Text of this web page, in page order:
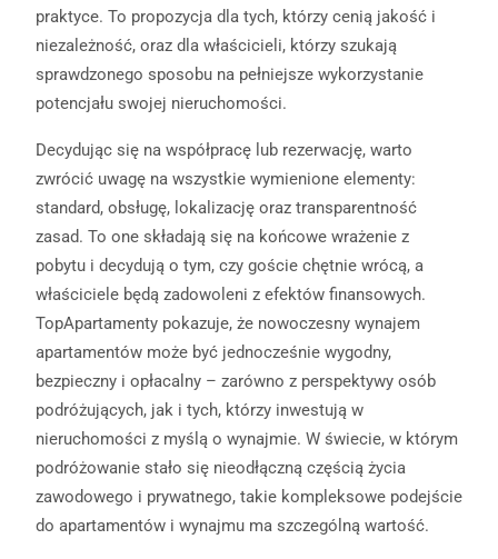
praktyce. To propozycja dla tych, którzy cenią jakość i
niezależność, oraz dla właścicieli, którzy szukają
sprawdzonego sposobu na pełniejsze wykorzystanie
potencjału swojej nieruchomości.
Decydując się na współpracę lub rezerwację, warto
zwrócić uwagę na wszystkie wymienione elementy:
standard, obsługę, lokalizację oraz transparentność
zasad. To one składają się na końcowe wrażenie z
pobytu i decydują o tym, czy goście chętnie wrócą, a
właściciele będą zadowoleni z efektów finansowych.
TopApartamenty pokazuje, że nowoczesny wynajem
apartamentów może być jednocześnie wygodny,
bezpieczny i opłacalny – zarówno z perspektywy osób
podróżujących, jak i tych, którzy inwestują w
nieruchomości z myślą o wynajmie. W świecie, w którym
podróżowanie stało się nieodłączną częścią życia
zawodowego i prywatnego, takie kompleksowe podejście
do apartamentów i wynajmu ma szczególną wartość.